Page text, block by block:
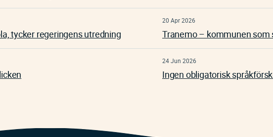
tycker regeringens utredning
20 Apr 2026
Tranemo – kommunen
24 Jun 2026
Ingen obligatorisk